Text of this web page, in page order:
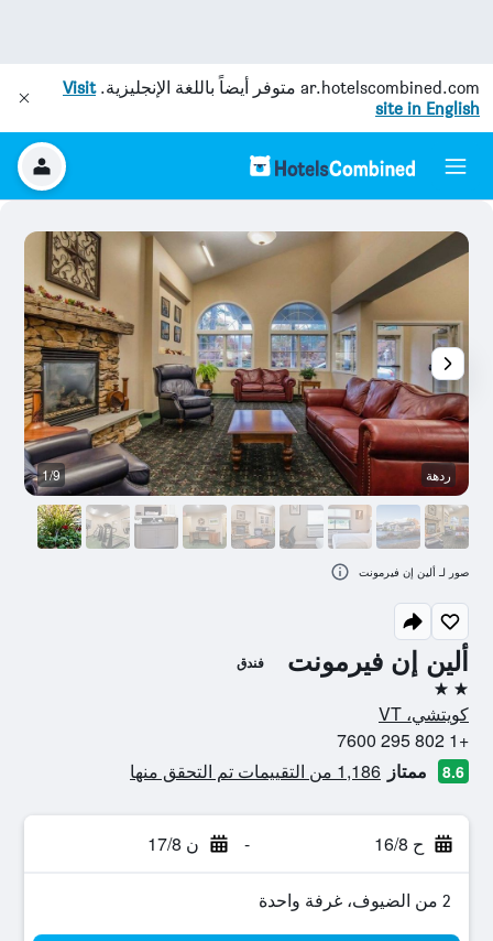
ar.hotelscombined.com متوفر أيضاً باللغة الإنجليزية.Visit
site in English
ألين إن فيرمونت فندق
2 نجمتين
كويتشي، VT
+1 802 295 7600
8.6 ممتاز 1,186 من التقييمات تم التحقق منها
ح 16/8 - ن 17/8
2 من الضيوف، غرفة واحدة
ردهة 1/9
صور لـ ألين إن فيرمونت